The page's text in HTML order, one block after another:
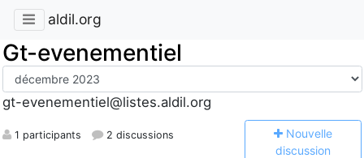
aldil.org
Gt-evenementiel
gt-evenementiel@listes.aldil.org
1 participants 2 discussions Nouvelle
discussion